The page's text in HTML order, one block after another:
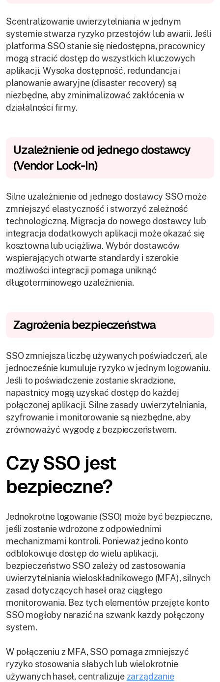
Scentralizowanie uwierzytelniania w jednym
systemie stwarza ryzyko przestojów lub awarii. Jeśli
platforma SSO stanie się niedostępna, pracownicy
mogą stracić dostęp do wszystkich kluczowych
aplikacji. Wysoka dostępność, redundancja i
planowanie awaryjne (disaster recovery) są
niezbędne, aby zminimalizować zakłócenia w
działalności firmy.
Uzależnienie od jednego dostawcy
(Vendor Lock-In)
Silne uzależnienie od jednego dostawcy SSO może
zmniejszyć elastyczność i stworzyć zależność
technologiczną. Migracja do nowego dostawcy lub
integracja dodatkowych aplikacji może okazać się
kosztowna lub uciążliwa. Wybór dostawców
wspierających otwarte standardy i szerokie
możliwości integracji pomaga uniknąć
długoterminowego uzależnienia.
Zagrożenia bezpieczeństwa
SSO zmniejsza liczbę używanych poświadczeń, ale
jednocześnie kumuluje ryzyko w jednym logowaniu.
Jeśli to poświadczenie zostanie skradzione,
napastnicy mogą uzyskać dostęp do każdej
połączonej aplikacji. Silne zasady uwierzytelniania,
szyfrowanie i monitorowanie są niezbędne, aby
zrównoważyć wygodę z bezpieczeństwem.
Czy SSO jest
bezpieczne?
Jednokrotne logowanie (SSO) może być bezpieczne,
jeśli zostanie wdrożone z odpowiednimi
mechanizmami kontroli. Ponieważ jedno konto
odblokowuje dostęp do wielu aplikacji,
bezpieczeństwo SSO zależy od zastosowania
uwierzytelniania wieloskładnikowego (MFA), silnych
zasad dotyczących haseł oraz ciągłego
monitorowania. Bez tych elementów przejęte konto
SSO mogłoby narazić na szwank każdy połączony
system.
W połączeniu z MFA, SSO pomaga zmniejszyć
ryzyko stosowania słabych lub wielokrotnie
używanych haseł, centralizuje zarządzanie